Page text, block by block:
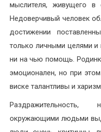
мыслителя, живущего в
Недоверчивый человек
достижении
только личными целями
ни на чью помощь.
эмоционален, но при
виске талантливы и
окружающими людьми